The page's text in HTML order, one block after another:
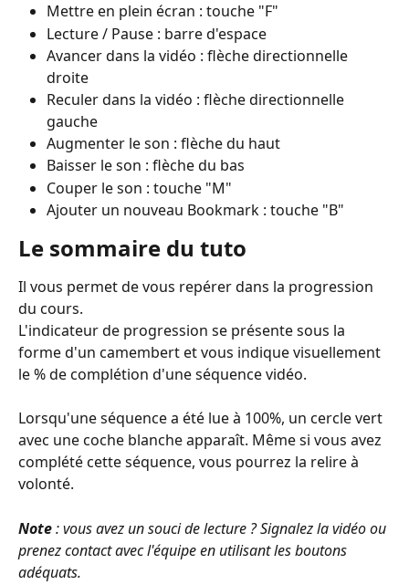
Mettre en plein écran : touche "F"
Lecture / Pause : barre d'espace
Avancer dans la vidéo : flèche directionnelle
droite
Reculer dans la vidéo : flèche directionnelle
gauche
Augmenter le son : flèche du haut
Baisser le son : flèche du bas
Couper le son : touche "M"
Ajouter un nouveau Bookmark : touche "B"
Le sommaire du tuto
Il vous permet de vous repérer dans la progression
du cours.
L'indicateur de progression se présente sous la
forme d'un camembert et vous indique visuellement
le % de complétion d'une séquence vidéo.
Lorsqu'une séquence a été lue à 100%, un cercle vert
avec une coche blanche apparaît. Même si vous avez
complété cette séquence, vous pourrez la relire à
volonté.
Note : vous avez un souci de lecture ? Signalez la vidéo ou
prenez contact avec l'équipe en utilisant les boutons
adéquats.